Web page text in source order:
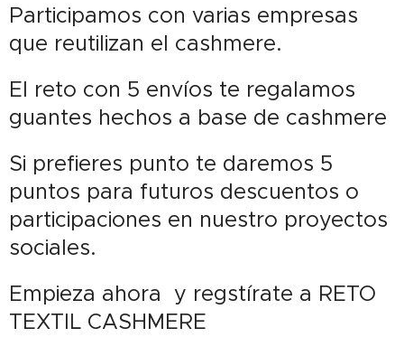
Participamos con varias empresas
que reutilizan el cashmere.
El reto con 5 envíos te regalamos
guantes hechos a base de cashmere
Si prefieres punto te daremos 5
puntos para futuros descuentos o
participaciones en nuestro proyectos
sociales.
Empieza ahora y regstírate a RETO
TEXTIL CASHMERE